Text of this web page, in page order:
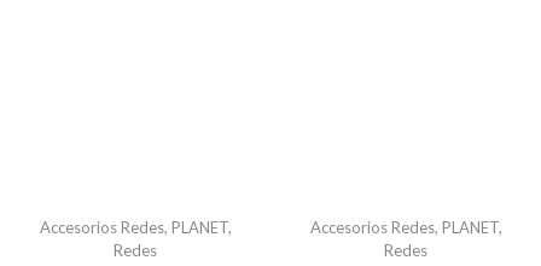
Accesorios Redes, PLANET,
Redes
Accesorios Redes, PLANET,
Redes